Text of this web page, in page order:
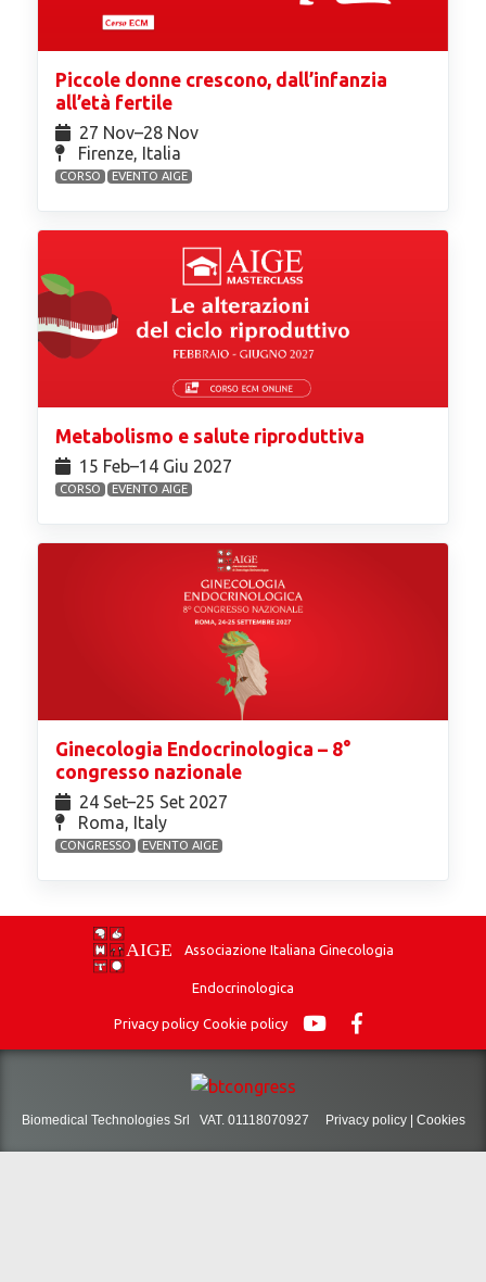
Piccole donne crescono, dall’infanzia
all’età fertile
27 Nov⁠–28 Nov
Firenze, Italia
CORSO EVENTO AIGE
Metabolismo e salute riproduttiva
15 Feb⁠–14 Giu 2027
CORSO EVENTO AIGE
Ginecologia Endocrinologica – 8°
congresso nazionale
24 Set⁠–25 Set 2027
Roma, Italy
CONGRESSO EVENTO AIGE
Associazione Italiana Ginecologia
Endocrinologica
Privacy policy Cookie policy
Biomedical Technologies Srl VAT. 01118070927 Privacy policy| Cookies